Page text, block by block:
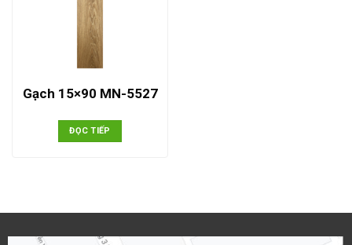
Gạch 15×90 MN-5527
ĐỌC TIẾP